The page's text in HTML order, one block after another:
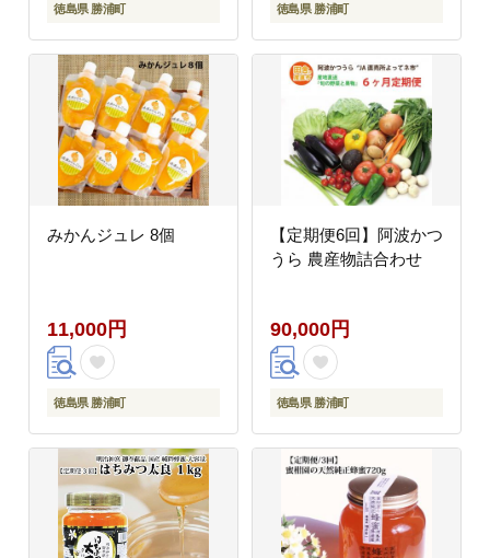
徳島県 勝浦町 徳島県 勝浦町
みかんジュレ 8個
11,000円
徳島県 勝浦町
【定期便6回】阿波かつ
うら 農産物詰合わせ
90,000円
徳島県 勝浦町